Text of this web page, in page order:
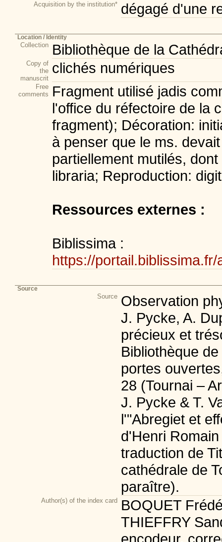
Acquisition by the institution* dégagé d'une
Location / Identity
Collection Bibliothèque de la
Copy of
the
manuscrit
clichés numériques
Free
comments
Fragment utilisé jadis
l'office du réfectoire de la
fragment); Décoration:
à penser que le ms.
partiellement mutilés,
libraria; Reproduction:
Ressources externes :
Biblissima :
https://
Source
Source Observation
J. Pycke, A.
précieux et
Bibliothèque
portes
28 (Tournai –
J. Pycke & T.
l'"Abregiet et
d'Henri
traduction de
cathédrale de
paraître).
Author(s) of the index card
BOQUET
THIEFFRY